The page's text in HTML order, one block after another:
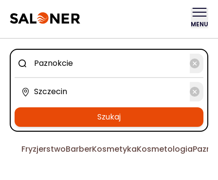
MENU
Szukaj
FryzjerstwoBarberKosmetykaKosmetologia